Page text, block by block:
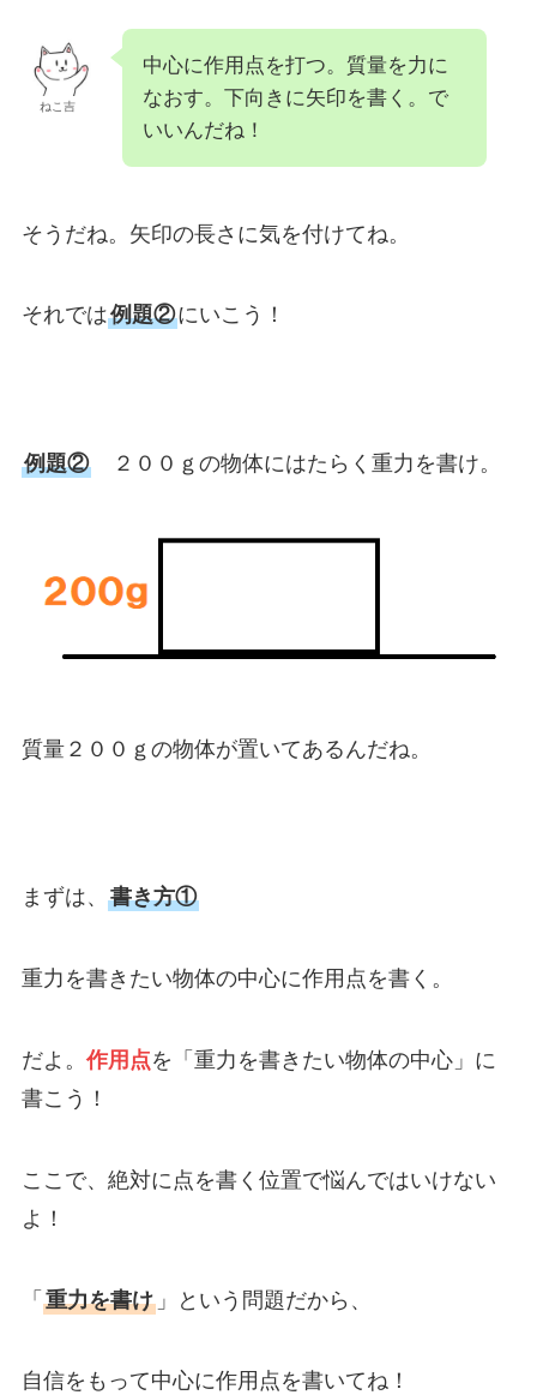
ねこ吉
中心に作用点を打つ。質量を力に
なおす。下向きに矢印を書く。で
いいんだね！
そうだね。矢印の長さに気を付けてね。
それでは例題②にいこう！
例題②２００ｇの物体にはたらく重力を書け。
質量２００ｇの物体が置いてあるんだね。
まずは、 書き方①
重力を書きたい物体の中心に作用点を書く。
だよ。 作用点を「重力を書きたい物体の中心」に
書こう！
ここで、絶対に点を書く位置で悩んではいけない
よ！
「 重力を書け」という問題だから、
自信をもって中心に作用点を書いてね！